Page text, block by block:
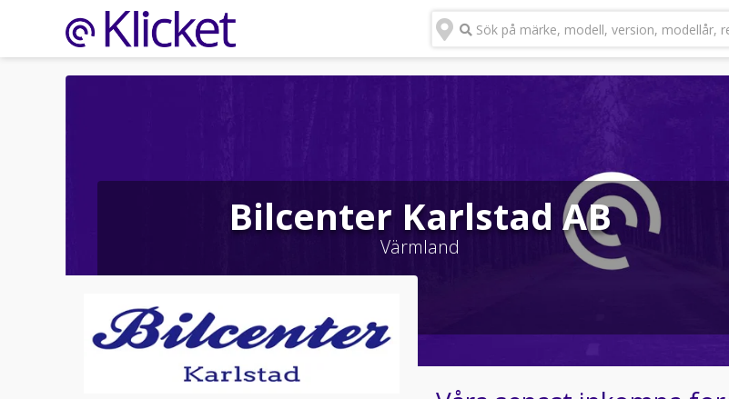
Sök på märke, modell, version, modellår,
Bilcenter Karlstad AB
Värmland